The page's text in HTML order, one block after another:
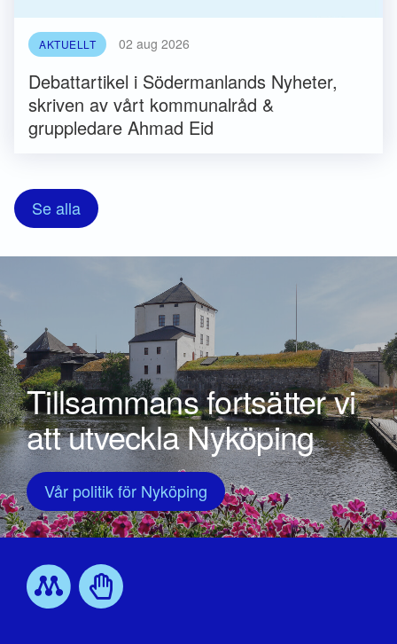
AKTUELLT 02 aug 2026
Debattartikel i Södermanlands Nyheter,
skriven av vårt kommunalråd &
gruppledare Ahmad Eid
Se alla
Tillsammans fortsätter vi
att utveckla Nyköping
Vår politik för Nyköping